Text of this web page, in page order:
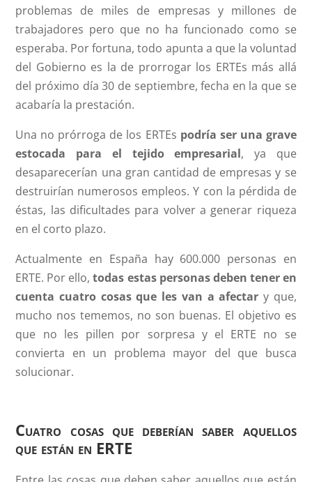
problemas de miles de empresas y millones de
trabajadores pero que no ha funcionado como se
esperaba. Por fortuna, todo apunta a que la voluntad
del Gobierno es la de prorrogar los ERTEs más allá
del próximo día 30 de septiembre, fecha en la que se
acabaría la prestación.
Una no prórroga de los ERTEs podría ser una grave
estocada para el tejido empresarial, ya que
desaparecerían una gran cantidad de empresas y se
destruirían numerosos empleos. Y con la pérdida de
éstas, las dificultades para volver a generar riqueza
en el corto plazo.
Actualmente en España hay 600.000 personas en
ERTE. Por ello,todas estas personas deben tener en
cuenta cuatro cosas que les van a afectar y que,
mucho nos tememos, no son buenas. El objetivo es
que no les pillen por sorpresa y el ERTE no se
convierta en un problema mayor del que busca
solucionar.
Cuatro cosas que deberían saber aquellos
que están en ERTE